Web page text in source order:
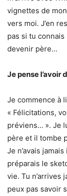
vignettes de
vers moi. J’en
pas si tu
devenir père…
Je pense l’avoir
Je commence à
« Félicitations,
préviens… ». Je
père et il tombe
Je n’avais
préparais le
vie. Tu n’arrives
peux pas savoir